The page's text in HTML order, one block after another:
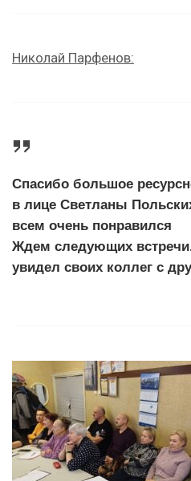
Николай Парфенов:
Спасибо большое
в лице Светланы
всем очень понравился
Ждем следующих
увидел своих коллег с